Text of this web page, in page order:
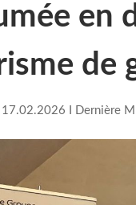
en
de
17.02.2026 I Dernière